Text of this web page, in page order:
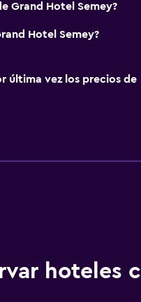
Grand Hotel Semey?
Hotel Semey?
última vez los precios de
hoteles